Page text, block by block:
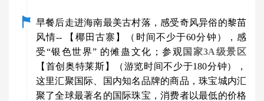
早餐后走进海南最美古村落，感受奇风异俗的黎苗
风情--
【椰田古寨】
（时间不少于60分钟），感
受“银色世界” 的傩蛊文化；参观 国家3A级景区
【首创奥特莱斯】（游览时间不少于180分钟），
这里汇聚国际、国内知名品牌的商品，珠宝城内汇
聚了全球最著名的国际珠宝，消费者以最低的价格